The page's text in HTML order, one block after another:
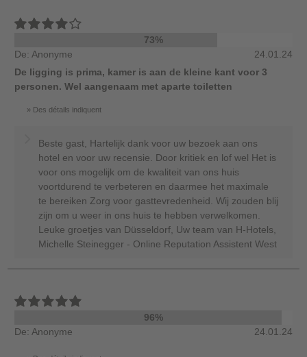
73%
De: Anonyme
24.01.24
De ligging is prima, kamer is aan de kleine kant voor 3
personen. Wel aangenaam met aparte toiletten
Des détails indiquent
Beste gast, Hartelijk dank voor uw bezoek aan ons
hotel en voor uw recensie. Door kritiek en lof wel Het is
voor ons mogelijk om de kwaliteit van ons huis
voortdurend te verbeteren en daarmee het maximale
te bereiken Zorg voor gasttevredenheid. Wij zouden blij
zijn om u weer in ons huis te hebben verwelkomen.
Leuke groetjes van Düsseldorf, Uw team van H-Hotels,
Michelle Steinegger - Online Reputation Assistent West
96%
De: Anonyme
24.01.24